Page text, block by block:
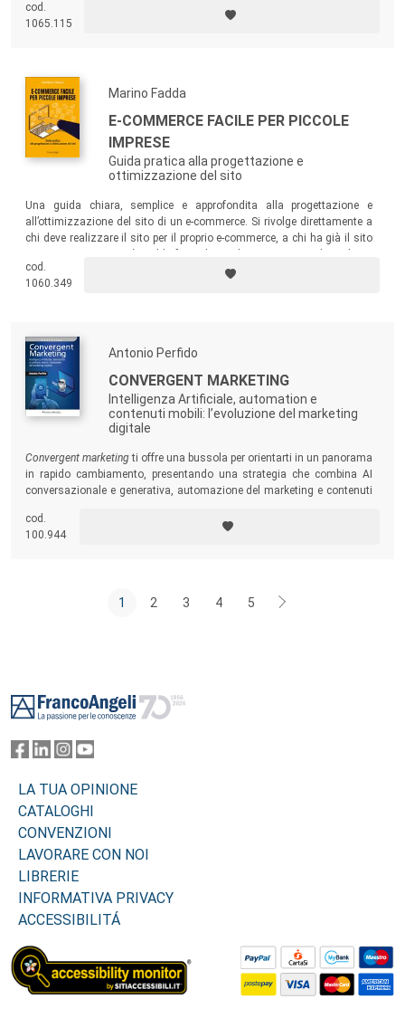
comunicazione in organizzazioni che si trovino a progettare o
implementare strategie di
cod.
1065.115
Marino Fadda
E-COMMERCE FACILE PER PICCOLE
IMPRESE
Guida pratica alla progettazione e
ottimizzazione del sito
Una guida chiara, semplice e approfondita alla progettazione e
all’ottimizzazione del sito di un e-commerce. Si rivolge direttamente a
chi deve realizzare il sito per il proprio e-commerce, a chi ha già il sito
siti e-commerce per i propri clienti.
cod.
1060.349
Antonio Perfido
CONVERGENT MARKETING
Intelligenza Artificiale, automation e
contenuti mobili: l’evoluzione del marketing
digitale
Convergent marketingti offre una bussola per orientarti in un panorama
in rapido cambiamento, presentando una strategia che combina AI
conversazionale e generativa, automazione del marketing e contenuti
combinando creatività e tecnologia per storie che lasciano il segno nel
futuro dei brand.
cod.
100.944
1 2 3 4 5
LA TUA OPINIONE
CATALOGHI
CONVENZIONI
LAVORARE CON NOI
LIBRERIE
INFORMATIVA PRIVACY
ACCESSIBILITÁ